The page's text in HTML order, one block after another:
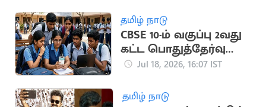
தமிழ் நாடு
CBSE 10-ம் வகுப்பு 2வது
கட்ட பொதுத்தேர்வு
முடிவுகள்
Jul 18, 2026, 16:07 IST
தமிழ் நாடு